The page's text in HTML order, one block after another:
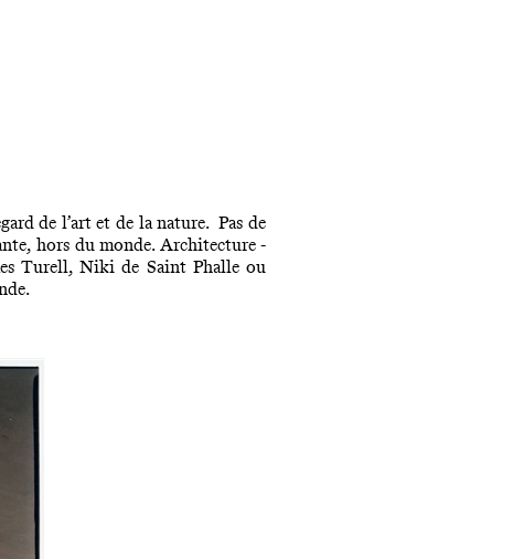
de l’art et de la nature. Pas de
hors du monde. Architecture -
Turell, Niki de Saint Phalle ou